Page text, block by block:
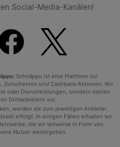
Social-Media-Kanälen!
Schnäppo ist eine Plattform zur
Gutscheinen und Cashback-Aktionen. Wir
oder Dienstleistungen, sondern stellen
Drittanbietern vor.
werden sie zum jeweiligen Anbieter
erfolgt. In einigen Fällen erhalten wir
die wir teilweise in Form von
Nutzer weitergeben.